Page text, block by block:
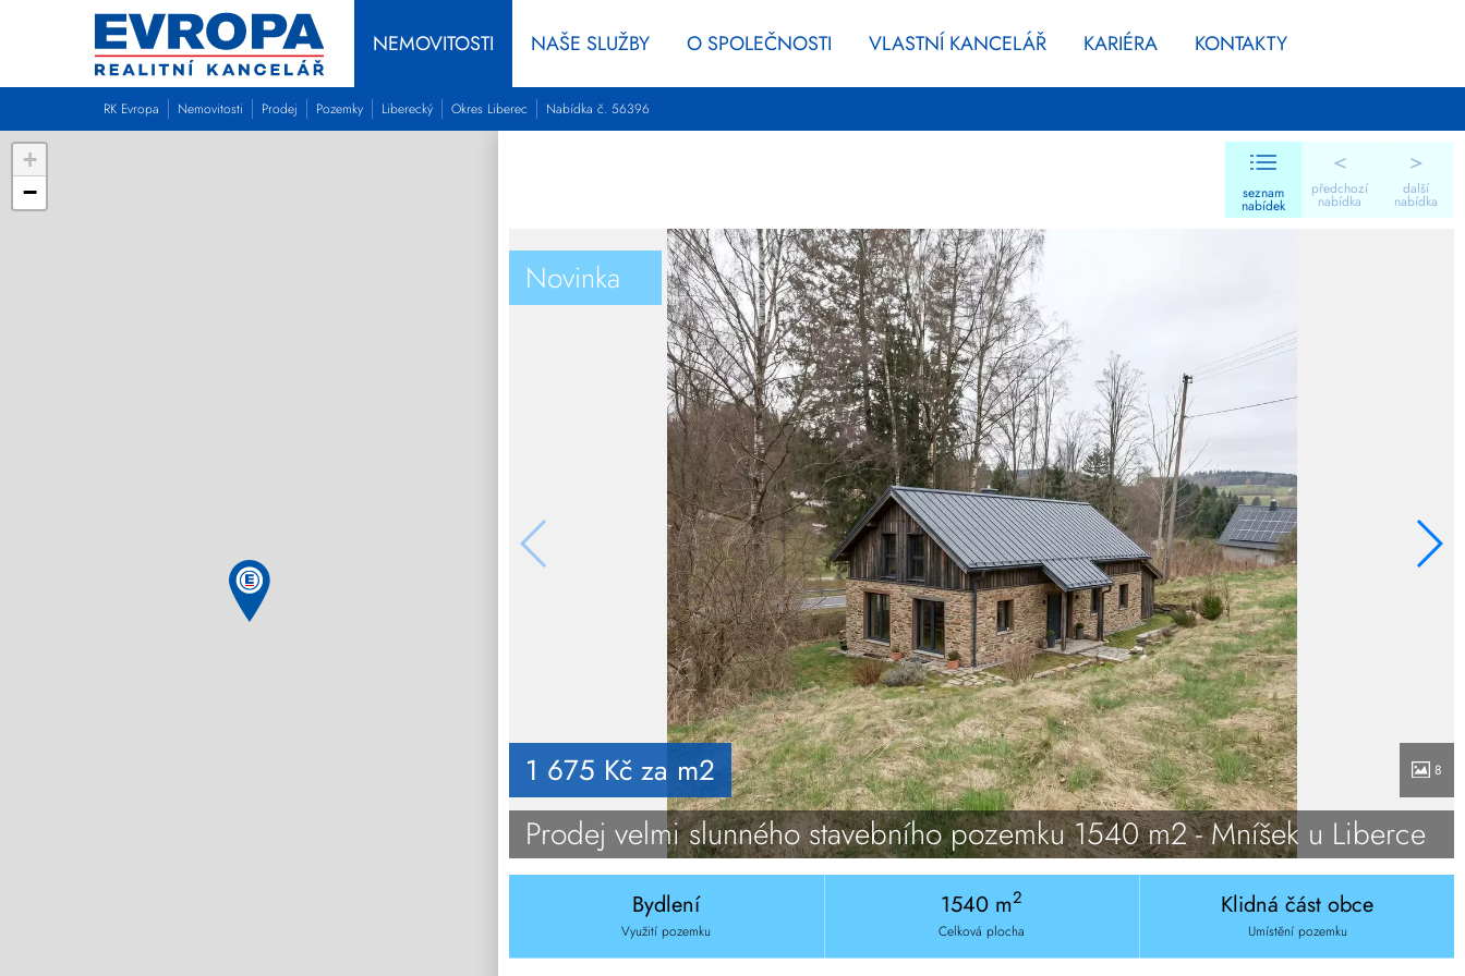
NEMOVITOSTI NAŠE SLUŽBY O SPOLEČNOSTI VLASTNÍ KANCELÁŘ KARIÉRA KONTAKTY
RK Evropa Nemovitosti Prodej Pozemky Liberecký Okres Liberec Nabídka č. 56396
+
−
<
předchozí
nabídka
seznam
nabídek
>
další
nabídka
Novinka
1 675 Kč za m2 8
Prodej velmi slunného stavebního pozemku 1540 m2 - Mníšek u Liberce
Bydlení
Využití pozemku
1540 m2
Celková plocha
Klidná část obce
Umístění pozemku